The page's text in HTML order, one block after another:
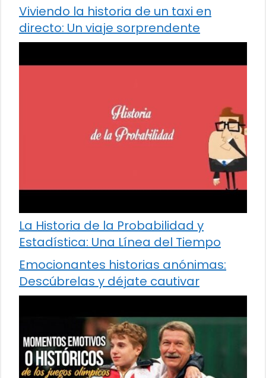
Viviendo la historia de un taxi en
directo: Un viaje sorprendente
La Historia de la Probabilidad y
Estadística: Una Línea del Tiempo
Emocionantes historias anónimas:
Descúbrelas y déjate cautivar